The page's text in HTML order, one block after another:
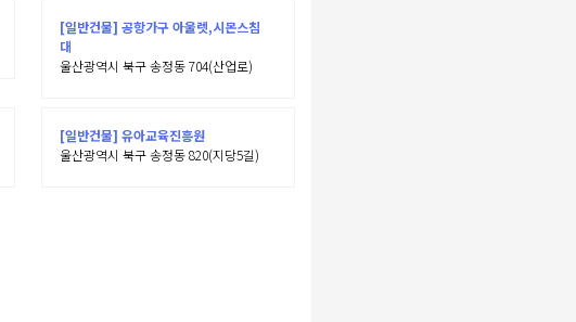
[일반건물] 공항가구 아울렛,시몬스침
대
울산광역시 북구 송정동 704(산업로)
[일반건물] 유아교육진흥원
울산광역시 북구 송정동 820(지당5길)